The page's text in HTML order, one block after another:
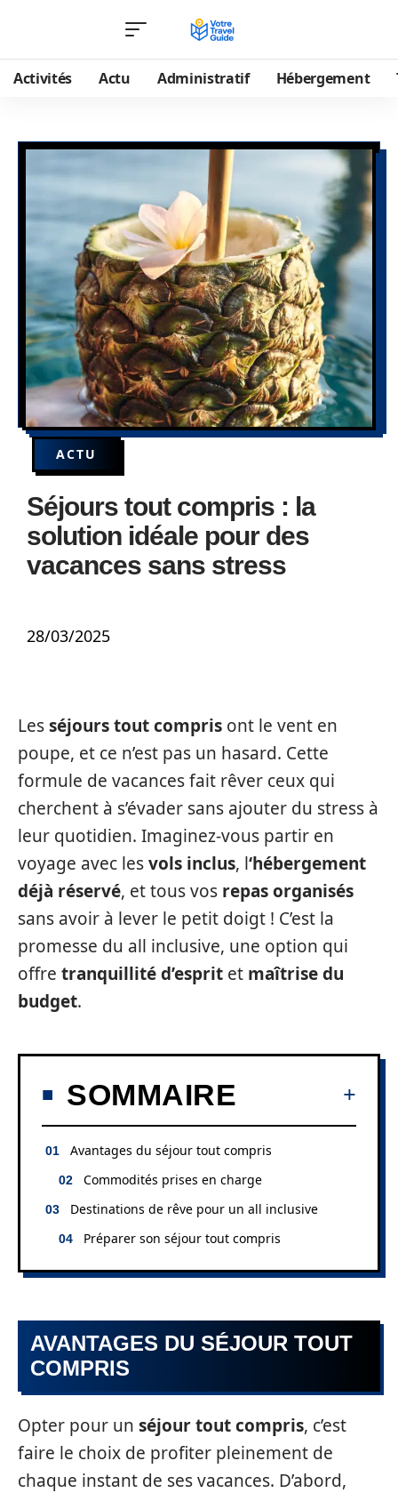
Activités Actu Administratif Hébergement
ACTU
Séjours tout compris : la
solution idéale pour des
vacances sans stress
28/03/2025
Lesséjours tout compris ont le vent en
poupe, et ce n’est pas un hasard. Cette
formule de vacances fait rêver ceux qui
cherchent à s’évader sans ajouter du stress à
leur quotidien. Imaginez-vous partir en
voyage avec lesvols inclus, l‘hébergement
déjà réservé, et tous vos repas organisés
sans avoir à lever le petit doigt ! C’est la
promesse du all inclusive, une option qui
offre tranquillité d’esprit et maîtrise du
budget.
SOMMAIRE
Avantages du séjour tout compris
Commodités prises en charge
Destinations de rêve pour un all inclusive
Préparer son séjour tout compris
AVANTAGES DU SÉJOUR TOUT
COMPRIS
Opter pour un séjour tout compris, c’est
faire le choix de profiter pleinement de
chaque instant de ses vacances. D’abord,